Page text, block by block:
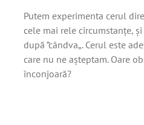
Putem experimenta cerul
cele mai rele circumstanțe,
după ”cândva„. Cerul este
care nu ne așteptam. Oare
înconjoară?